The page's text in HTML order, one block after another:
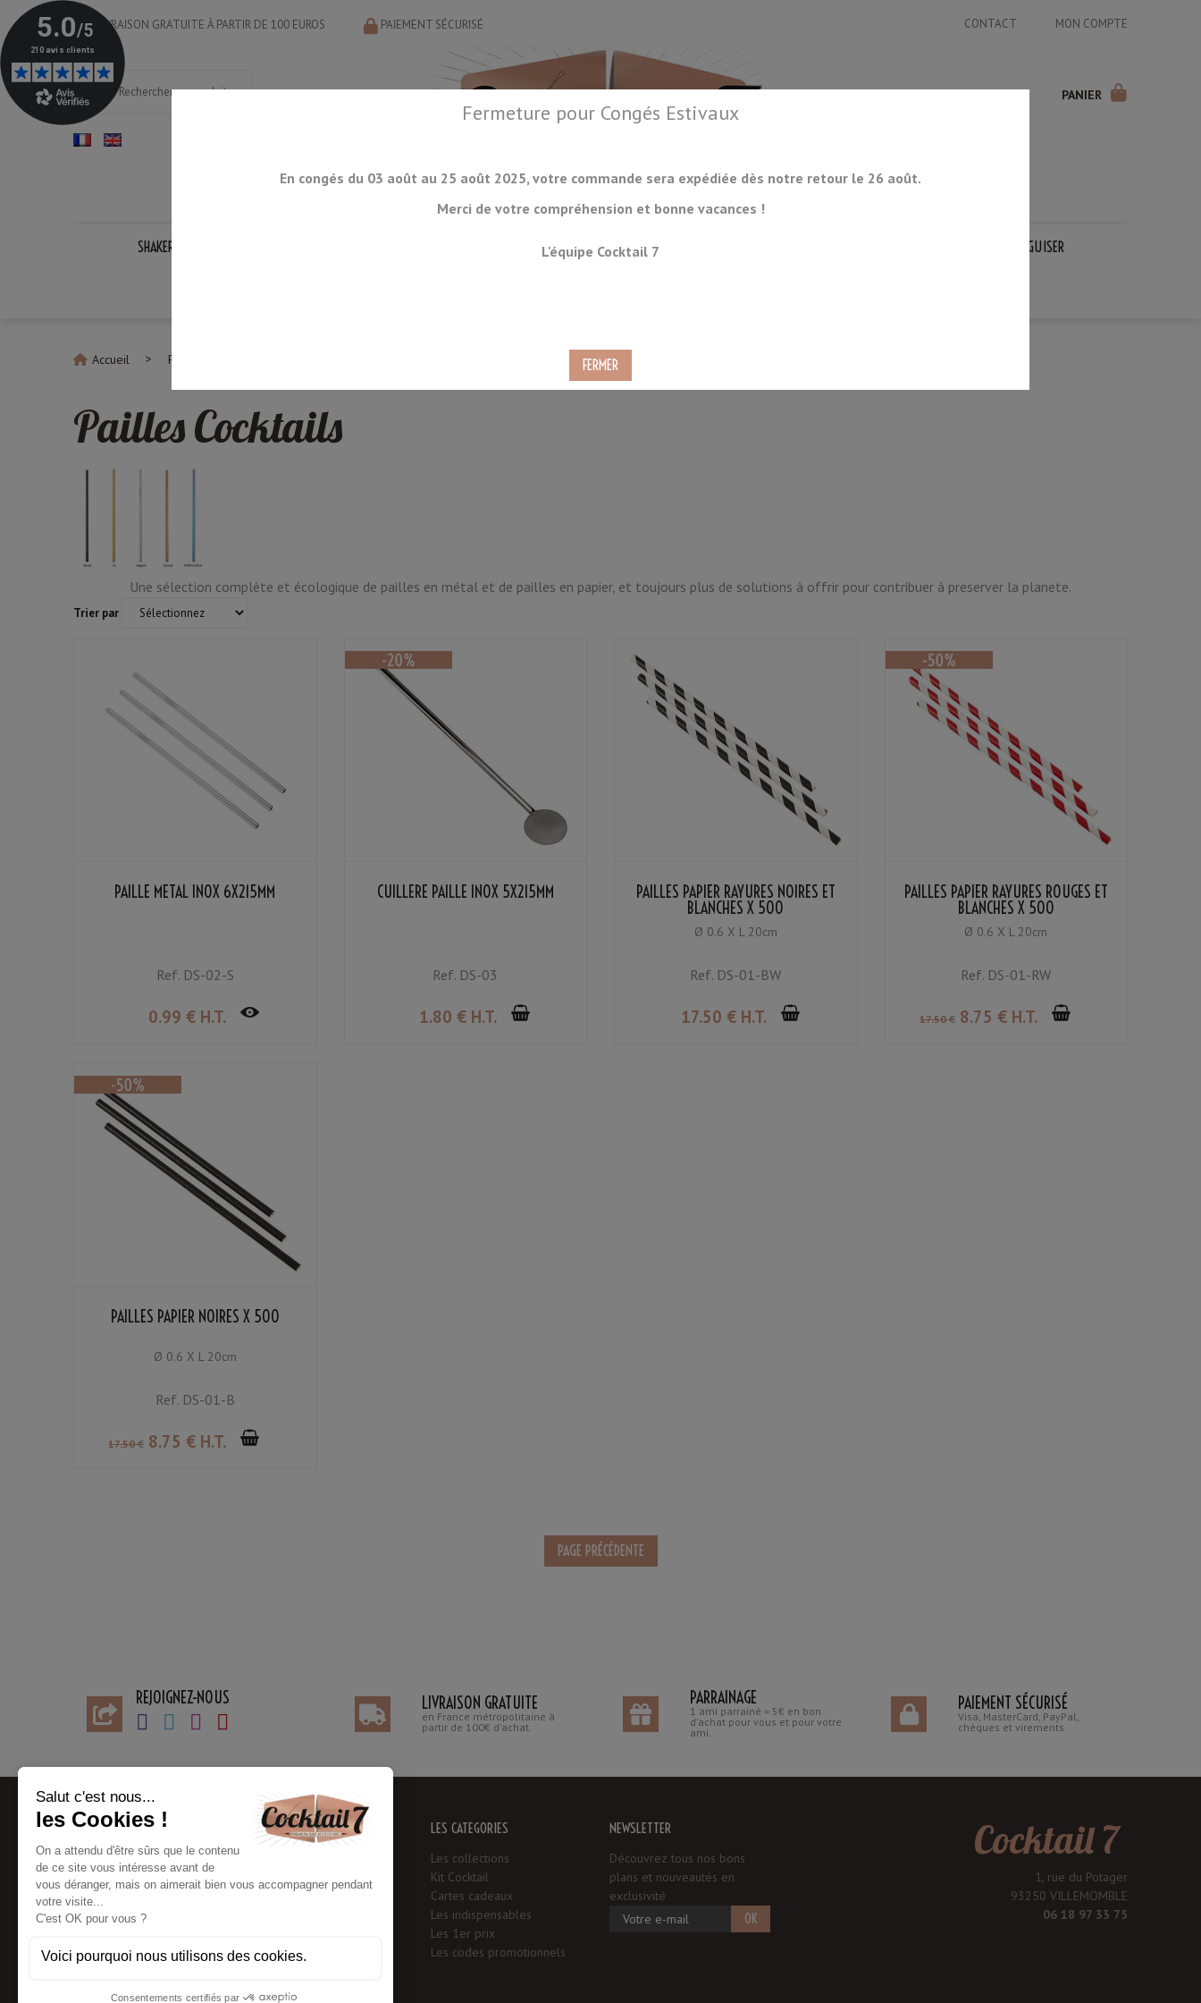
CONTACT MON COMPTE
LIVRAISON GRATUITE À PARTIR DE 100 EUROS PAIEMENT SÉCURISÉ
PANIER
SHAKERS LA GLACE ORGANISATION PIERRES À AIGUISER
Accueil Pailles Cocktails
Fermeture pour Congés Estivaux
En congés du 03 août au 25 août 2025, votre commande sera expédiée dès notre retour le 26 août.
Merci de votre compréhension et bonne vacances !
L'équipe Cocktail 7
Pailles Cocktails
Une sélection complète et écologique de pailles en métal et de pailles en papier, et toujours plus de solutions à offrir pour contribuer à preserver la planete.
Trier par
PAILLE MÉTAL INOX 6X215MM
Ref.DS-02-S
0.99 € H.T.
CUILLÈRE PAILLE INOX 5X215MM
Ref. DS-03
1.80 € H.T.
PAILLES PAPIER RAYURES NOIRES ET
BLANCHES X 500
Ø 0.6 X L 20cm
Ref. DS-01-BW
17.50 € H.T.
PAILLES PAPIER RAYURES ROUGES ET
BLANCHES X 500
Ø 0.6 X L 20cm
Ref. DS-01-RW
17.50 € 8.75 € H.T.
PAILLES PAPIER NOIRES X 500
Ø 0.6 X L 20cm
Ref.DS-01-B
17.50 € 8.75 € H.T.
REJOIGNEZ-NOUS LIVRAISON GRATUITE
en France métropolitaine à
partir de 100€ d'achat.
PARRAINAGE
1 ami parrainé = 5€ en bon
d'achat pour vous et pour votre
ami.
PAIEMENT SÉCURISÉ
Visa, MasterCard, PayPal,
chèques et virements
BESOIN D'AIDE
Contacter le service client
FAQ
Modes de paiement
Mode de livraison
INFORMATIONS
Liens partenaires
LES CATÉGORIES
Les collections
Kit Cocktail
Cartes cadeaux
Les indispensables
Les 1er prix
Les codes promotionnels
NEWSLETTER
Découvrez tous nos bons
plans et nouveautés en
exclusivité
OK
Cocktail 7
1, rue du Potager
93250 VILLEMOMBLE
06 18 97 33 75